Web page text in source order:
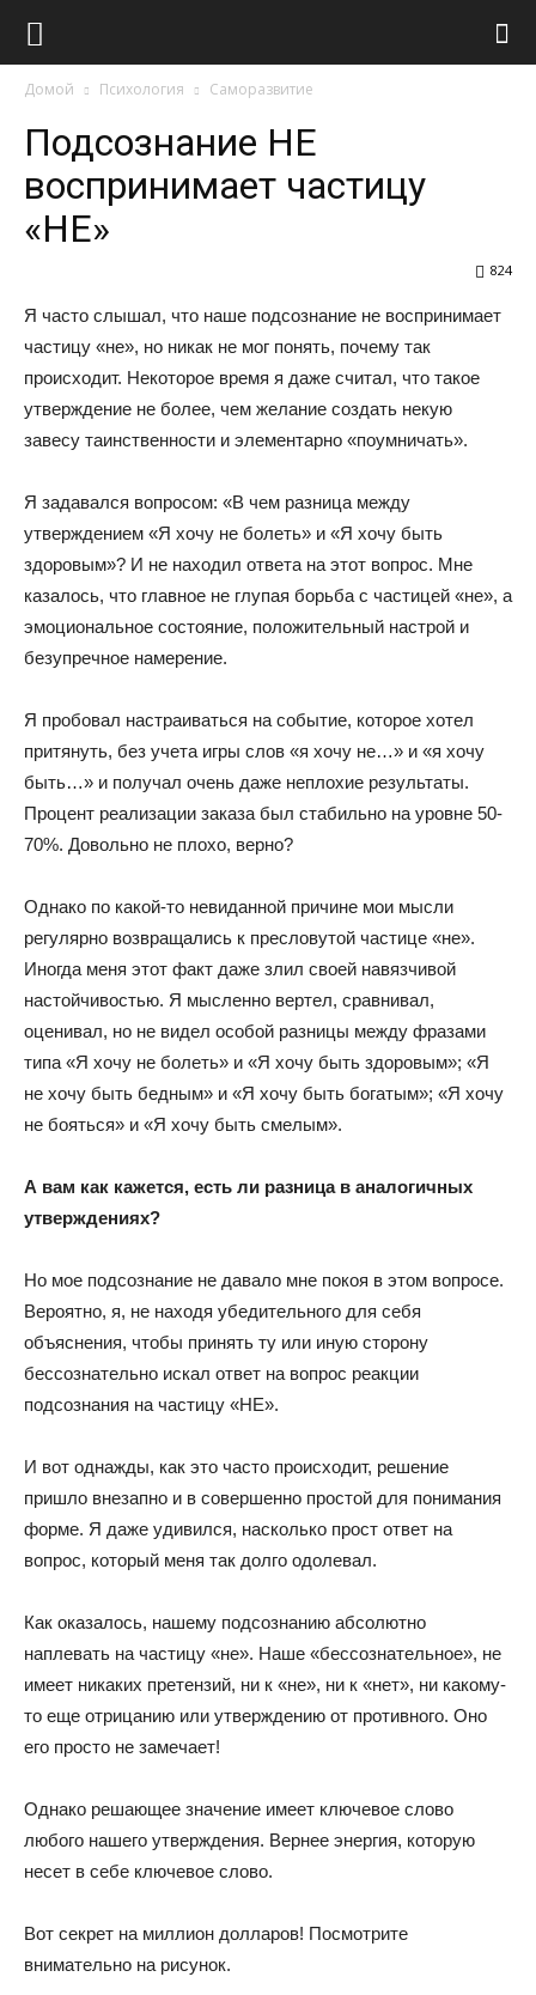
Домой Психология Саморазвитие
Подсознание НЕ
воспринимает частицу
«НЕ»
824
Я часто слышал, что наше подсознание не воспринимает
частицу «не», но никак не мог понять, почему так
происходит. Некоторое время я даже считал, что такое
утверждение не более, чем желание создать некую
завесу таинственности и элементарно «поумничать».
Я задавался вопросом: «В чем разница между
утверждением «Я хочу не болеть» и «Я хочу быть
здоровым»? И не находил ответа на этот вопрос. Мне
казалось, что главное не глупая борьба с частицей «не», а
эмоциональное состояние, положительный настрой и
безупречное намерение.
Я пробовал настраиваться на событие, которое хотел
притянуть, без учета игры слов «я хочу не…» и «я хочу
быть…» и получал очень даже неплохие результаты.
Процент реализации заказа был стабильно на уровне 50-
70%. Довольно не плохо, верно?
Однако по какой-то невиданной причине мои мысли
регулярно возвращались к пресловутой частице «не».
Иногда меня этот факт даже злил своей навязчивой
настойчивостью. Я мысленно вертел, сравнивал,
оценивал, но не видел особой разницы между фразами
типа «Я хочу не болеть» и «Я хочу быть здоровым»; «Я
не хочу быть бедным» и «Я хочу быть богатым»; «Я хочу
не бояться» и «Я хочу быть смелым».
А вам как кажется, есть ли разница в аналогичных
утверждениях?
Но мое подсознание не давало мне покоя в этом вопросе.
Вероятно, я, не находя убедительного для себя
объяснения, чтобы принять ту или иную сторону
бессознательно искал ответ на вопрос реакции
подсознания на частицу «НЕ».
И вот однажды, как это часто происходит, решение
пришло внезапно и в совершенно простой для понимания
форме. Я даже удивился, насколько прост ответ на
вопрос, который меня так долго одолевал.
Как оказалось, нашему подсознанию абсолютно
наплевать на частицу «не». Наше «бессознательное», не
имеет никаких претензий, ни к «не», ни к «нет», ни какому-
то еще отрицанию или утверждению от противного. Оно
его просто не замечает!
Однако решающее значение имеет ключевое слово
любого нашего утверждения. Вернее энергия, которую
несет в себе ключевое слово.
Вот секрет на миллион долларов! Посмотрите
внимательно на рисунок.